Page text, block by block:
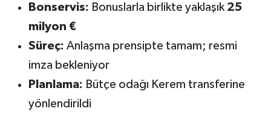
Bonservis: Bonuslarla birlikte yaklaşık 25
milyon €
Süreç: Anlaşma prensipte tamam; resmi
imza bekleniyor
Planlama: Bütçe odağı Kerem transferine
yönlendirildi